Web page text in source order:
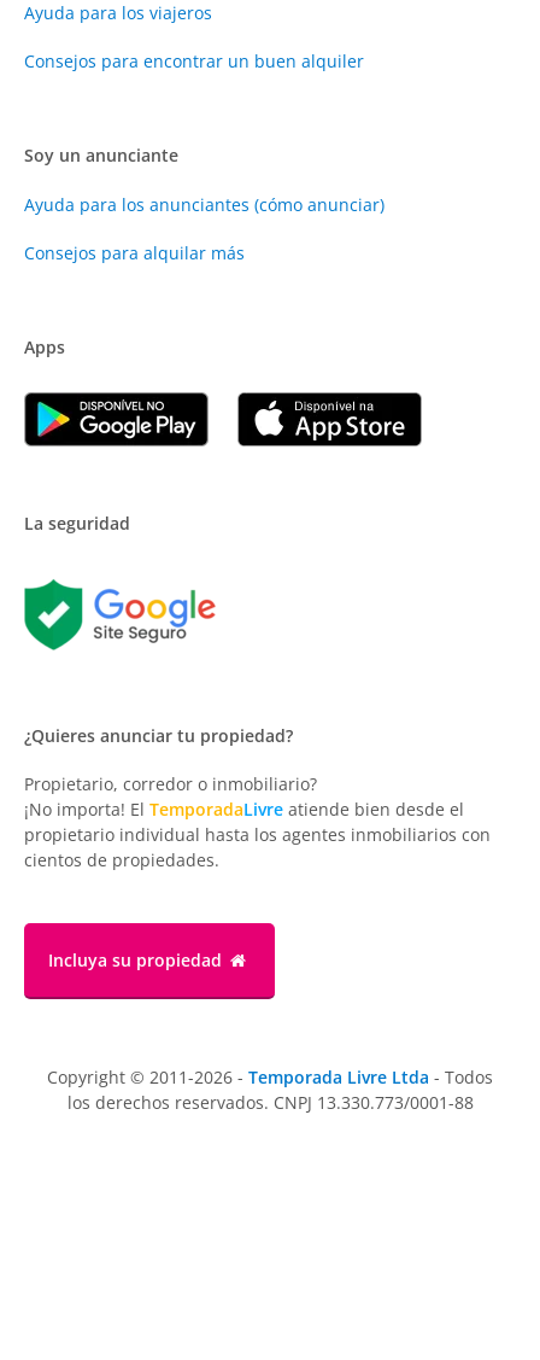
Ayuda para los viajeros
Consejos para encontrar un buen alquiler
Soy un anunciante
Ayuda para los anunciantes (cómo anunciar)
Consejos para alquilar más
Apps
La seguridad
¿Quieres anunciar tu propiedad?
Propietario, corredor o inmobiliario?
¡No importa! El TemporadaLivre atiende bien desde el
propietario individual hasta los agentes inmobiliarios con
cientos de propiedades.
Incluya su propiedad
Copyright © 2011-2026 - Temporada Livre Ltda - Todos
los derechos reservados. CNPJ 13.330.773/0001-88